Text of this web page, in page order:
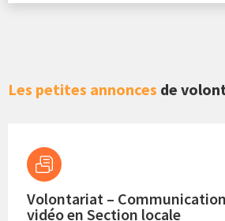
Les petites annonces de
Volontariat –
vidéo en Section locale